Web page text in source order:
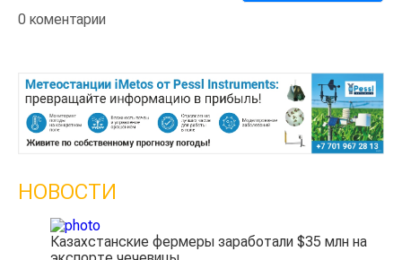
0 коментарии
НОВОСТИ
Казахстанские фермеры заработали $35 млн на